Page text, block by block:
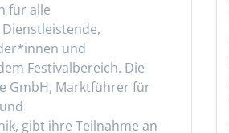
für alle
und
Festivalbereich. Die
GmbH, Marktführer für
gibt ihre Teilnahme an